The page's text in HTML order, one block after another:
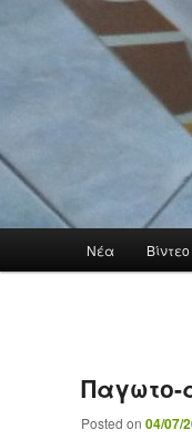
Skip to
Νέα Βίντεο
Παγωτο-
Posted on 04/07/